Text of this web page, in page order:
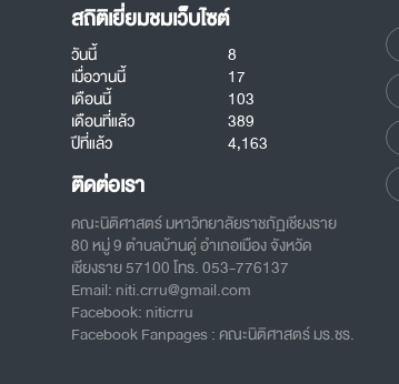
สถิติเยี่ยมชมเว็บไซต์
วันนี้
8
เมื่อวานนี้
17
เดือนนี้
103
เดือนที่แล้ว
389
ปีที่แล้ว
4,163
ติดต่อเรา
คณะนิติศาสตร์ มหาวิทยาลัยราชภัฏเชียงราย
80 หมู่ 9 ตำบลบ้านดู่ อำเภอเมือง จังหวัด
เชียงราย 57100 โทร. 053-776137
Email: niti.crru@gmail.com
Facebook: niticrru
Facebook Fanpages : คณะนิติศาสตร์ มร.ชร.